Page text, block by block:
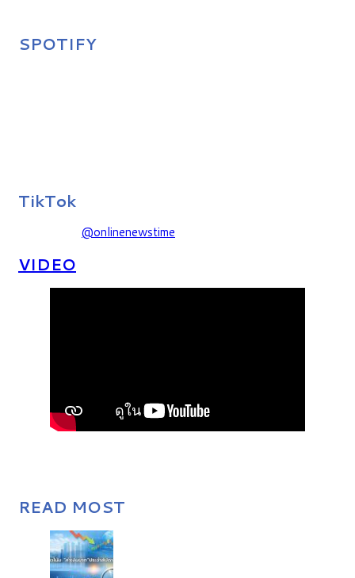
SPOTIFY
TikTok
@onlinenewstime
VIDEO
READ MOST